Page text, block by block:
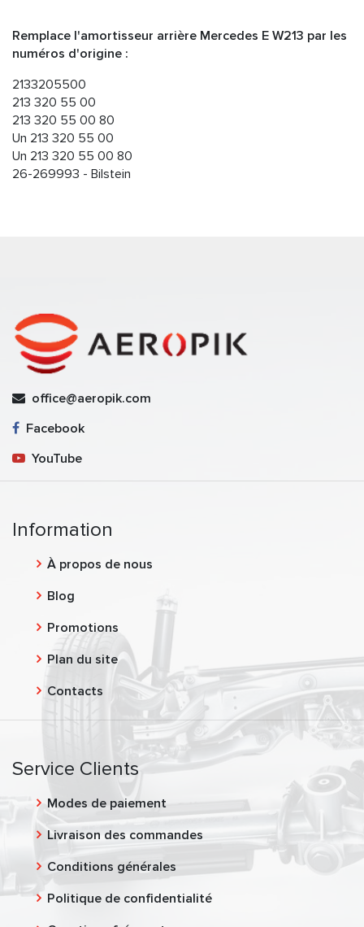
Remplace l'amortisseur arrière Mercedes E W213 par les
numéros d'origine :
2133205500
213 320 55 00
213 320 55 00 80
Un 213 320 55 00
Un 213 320 55 00 80
26-269993 - Bilstein
office@aeropik.com
Facebook
YouTube
Information
À propos de nous
Blog
Promotions
Plan du site
Contacts
Service Clients
Modes de paiement
Livraison des commandes
Conditions générales
Politique de confidentialité